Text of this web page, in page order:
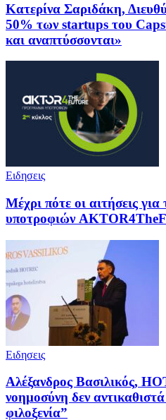
Κατερίνα Σαριδάκη,
50% των startups του
και αναπτύσσονται»
Ειδησεις
Μέχρι πότε οι αιτήσεις
υποτροφιών
Ειδησεις
Αλέξανδρος Βασιλικός,
νοημοσύνη δεν
φιλοξενία”